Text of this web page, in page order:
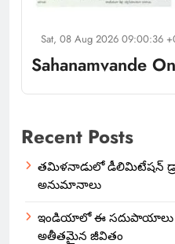
Sat, 08 Aug 2026 09:00:36
Sahanamvande
Recent Posts
తమిళనాడులో డీలిమిటేషన్
అనుమానాలు
ఇండియాలో‌ ఈ సదుపాయాలు
అతీతమైన జీవితం